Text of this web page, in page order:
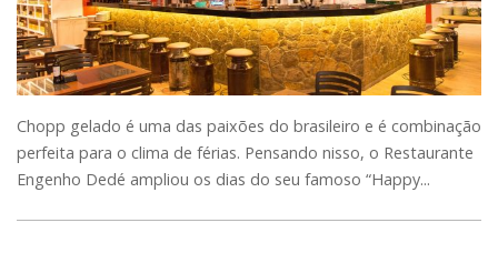
Chopp gelado é uma das paixões do brasileiro e é combinação
perfeita para o clima de férias. Pensando nisso, o Restaurante
Engenho Dedé ampliou os dias do seu famoso “Happy...